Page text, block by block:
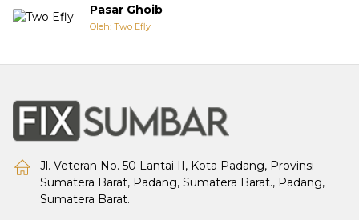
Pasar Ghoib
Oleh: Two Efly
Jl. Veteran No. 50 Lantai II, Kota Padang, Provinsi
Sumatera Barat, Padang, Sumatera Barat., Padang,
Sumatera Barat.